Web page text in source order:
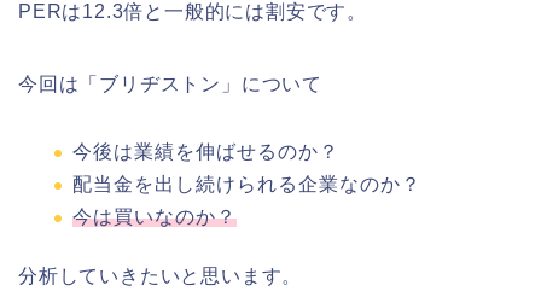
PERは12.3倍と一般的には割安です。
今回は「ブリヂストン」について
今後は業績を伸ばせるのか？
配当金を出し続けられる企業なのか？
今は買いなのか？
分析していきたいと思います。